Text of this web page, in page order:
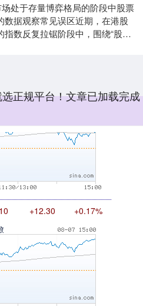
处于存量博弈格局的阶段中股票
数据观察常见误区近期，在港股
指数反复拉锯阶段中，围绕“股票
正规平台！文章已加载完成
+12.30 +0.17%